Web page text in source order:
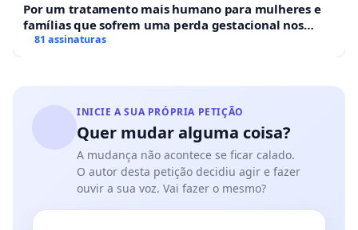
Por um tratamento mais humano para mulheres e
famílias que sofrem uma perda gestacional nos
hospitais portugueses
81 assinaturas
INICIE A SUA PRÓPRIA PETIÇÃO
Quer mudar alguma coisa?
A mudança não acontece se ficar calado.
O autor desta petição decidiu agir e fazer
ouvir a sua voz. Vai fazer o mesmo?